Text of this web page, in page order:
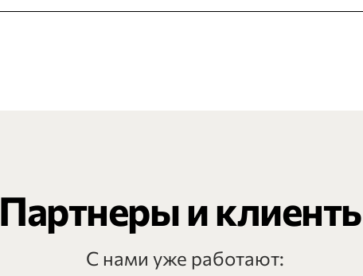
Партнеры и
С нами уже работают: